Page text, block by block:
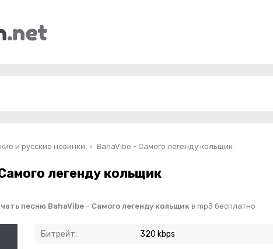
и русские новинки BahaVibe - Самого легенду кольщик
легенду кольщик
песню BahaVibe - Самого легенду кольщик в mp3 бесплатно
Битрейт: 320 kbps